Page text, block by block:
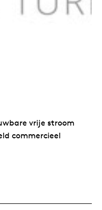
vrije stroom
commercieel